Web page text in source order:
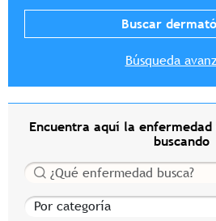
Búsqueda
Encuentra aquí la
buscando
Buscar
Por categoría